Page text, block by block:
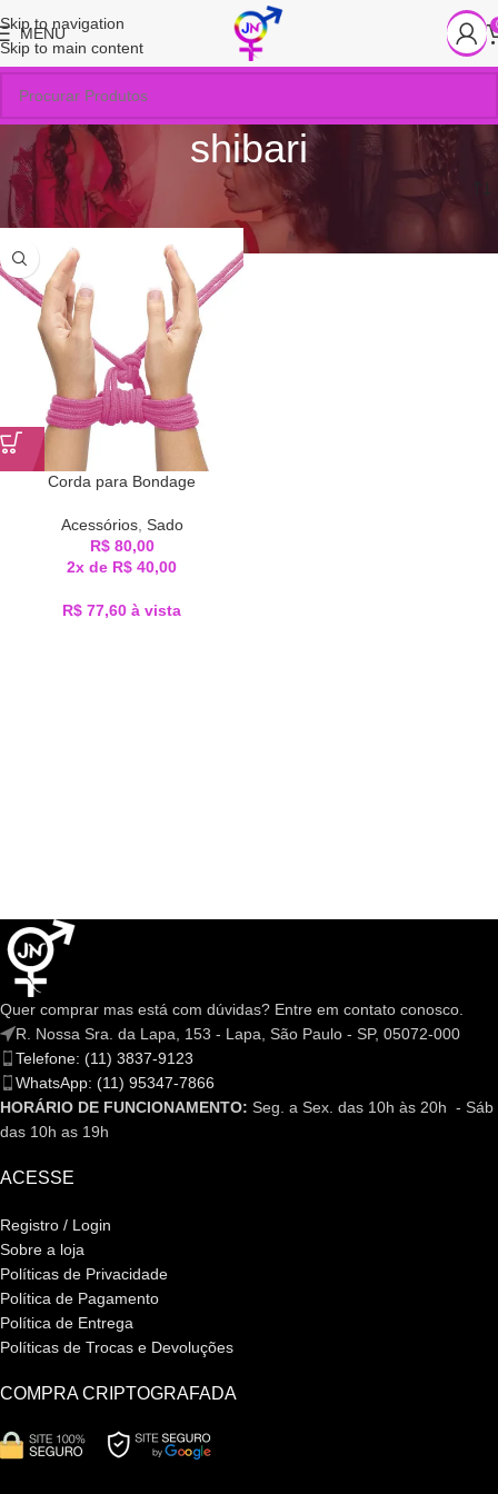
Skip to navigation
Skip to main content
MENU
shibari
Início Produtos marcados com a tag “shibari”
Corda para Bondage
Acessórios, Sado
R$80,00
2x de R$ 40,00
R$ 77,60 à vista
Quer comprar mas está com dúvidas? Entre em contato conosco.
R. Nossa Sra. da Lapa, 153 - Lapa, São Paulo - SP, 05072-000
Telefone: (11) 3837-9123
WhatsApp: (11) 95347-7866
HORÁRIO DE FUNCIONAMENTO: Seg. a Sex. das 10h às 20h - Sáb
das 10h as 19h
ACESSE
Registro / Login
Sobre a loja
Políticas de Privacidade
Política de Pagamento
Política de Entrega
Políticas de Trocas e Devoluções
COMPRA CRIPTOGRAFADA